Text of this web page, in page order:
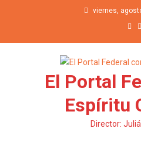
viernes,
El Portal
Espíritu
Director: